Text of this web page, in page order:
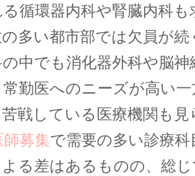
循環器内科や腎臓内科も
の多い都市部では欠員が続
中でも消化器外科や脳神
勤医へのニーズが高い
戦している医療機関も
師募集で需要の多い診療科
る差はあるものの、総